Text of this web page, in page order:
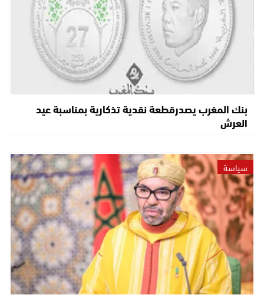
بنك المغرب يصدرقطعة نقدية تذكارية بمناسبة عيد
العرش
سياسة